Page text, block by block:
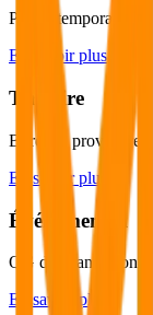
Postes temporaires,
En savoir plus
Tertiaire
Bureaux provisoires
En savoir plus
Événementiel
QG d’organisation,
En savoir plus